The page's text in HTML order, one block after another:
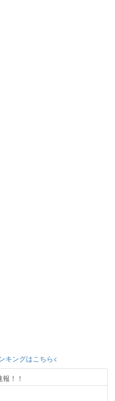
キングはこちら<
！！